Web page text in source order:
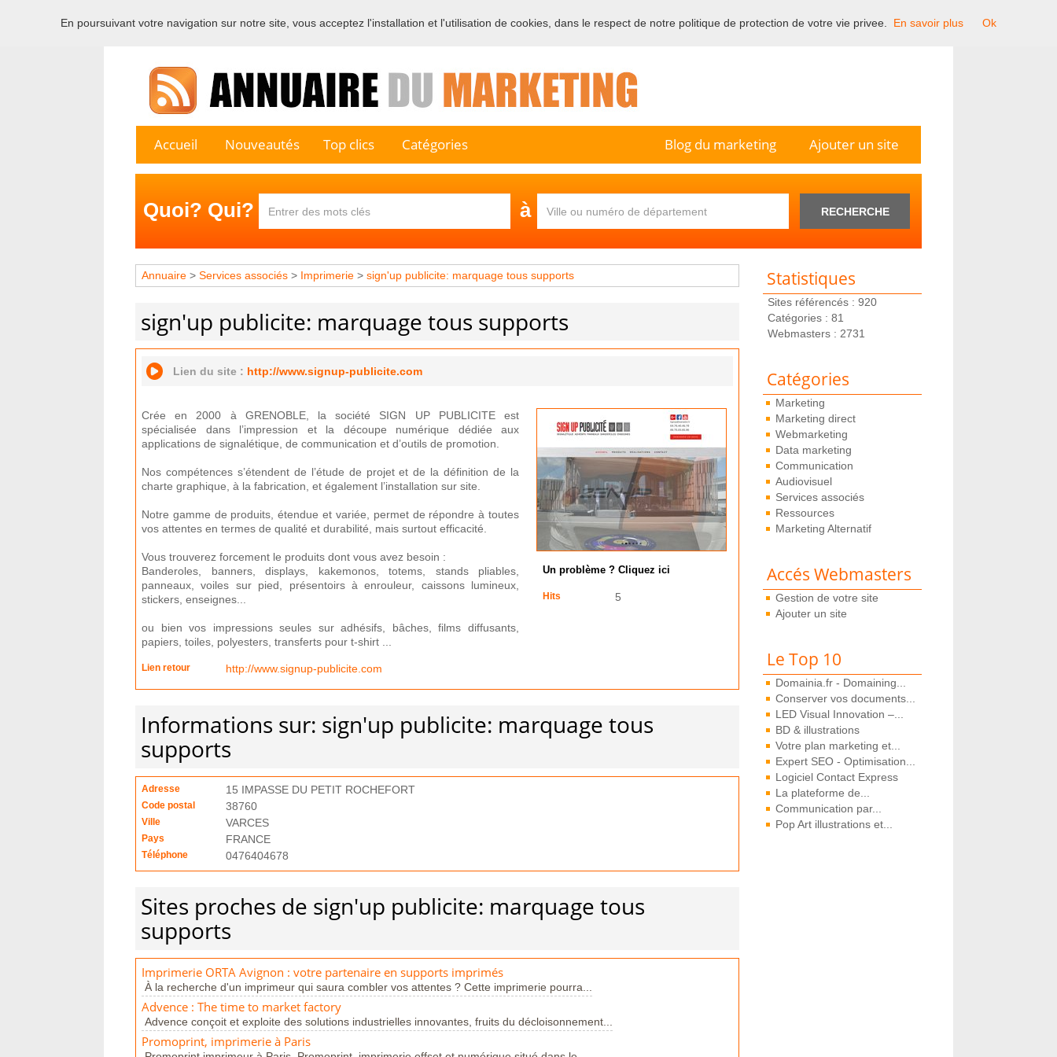
Bienvenue sur l'annuaire professionnel du marketing et de la communication en France.
Accueil Nouveautés Top clics Catégories Ajouter un site
Blog du marketing
Quoi? Qui? à RECHERCHE
Statistiques
Sites référencés : 920
Catégories : 81
Webmasters : 2731
Catégories
Marketing
Marketing direct
Webmarketing
Data marketing
Communication
Audiovisuel
Services associés
Ressources
Marketing Alternatif
Accés Webmasters
Gestion de votre site
Ajouter un site
Le Top 10
Domainia.fr - Domaining...
Conserver vos documents...
LED Visual Innovation –...
BD & illustrations
Votre plan marketing et...
Expert SEO - Optimisation...
Logiciel Contact Express
La plateforme de...
Communication par...
Pop Art illustrations et...
Annuaire > Services associés > Imprimerie > sign'up publicite: marquage tous supports
sign'up publicite: marquage tous supports
Lien du site : http://www.signup-publicite.com
Crée en 2000 à GRENOBLE, la société SIGN UP PUBLICITE est
spécialisée dans l’impression et la découpe numérique dédiée aux
applications de signalétique, de communication et d’outils de promotion.
Nos compétences s’étendent de l’étude de projet et de la définition de la
charte graphique, à la fabrication, et également l’installation sur site.
Notre gamme de produits, étendue et variée, permet de répondre à toutes
vos attentes en termes de qualité et durabilité, mais surtout efficacité.
Vous trouverez forcement le produits dont vous avez besoin :
Banderoles, banners, displays, kakemonos, totems, stands pliables,
panneaux, voiles sur pied, présentoirs à enrouleur, caissons lumineux,
stickers, enseignes...
ou bien vos impressions seules sur adhésifs, bâches, films diffusants,
papiers, toiles, polyesters, transferts pour t-shirt ...
Lien retour http://www.signup-publicite.com
Un problème ? Cliquez ici
Hits 5
Informations sur: sign'up publicite: marquage tous
supports
Adresse 15 IMPASSE DU PETIT ROCHEFORT
Code postal 38760
Ville VARCES
Pays FRANCE
Téléphone 0476404678
Sites proches de sign'up publicite: marquage tous
supports
Imprimerie ORTA Avignon : votre partenaire en supports imprimés
À la recherche d'un imprimeur qui saura combler vos attentes ? Cette imprimerie pourra...
Advence : The time to market factory
Advence conçoit et exploite des solutions industrielles innovantes, fruits du décloisonnement...
Promoprint, imprimerie à Paris
En poursuivant votre navigation sur notre site, vous acceptez l'installation et l'utilisation de cookies, dans le respect de notre politique de protection de votre vie privee. En savoir plus Ok